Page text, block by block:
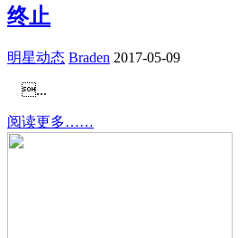
终止
明星动态 Braden 2017-05-09
...
阅读更多……